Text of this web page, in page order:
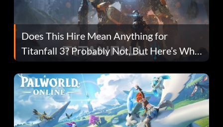
Does This Hire Mean Anything for
Titanfall 3? Probably Not, But Here’s Why
Fans Are Hopeful